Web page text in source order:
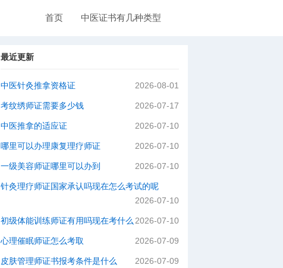
首页 中医证书有几种类型
最近更新
中医针灸推拿资格证 2026-08-01
考纹绣师证需要多少钱 2026-07-17
中医推拿的适应证 2026-07-10
哪里可以办理康复理疗师证 2026-07-10
一级美容师证哪里可以办到 2026-07-10
针灸理疗师证国家承认吗现在怎么考试的呢
2026-07-10
初级体能训练师证有用吗现在考什么 2026-07-10
心理催眠师证怎么考取 2026-07-09
皮肤管理师证书报考条件是什么 2026-07-09